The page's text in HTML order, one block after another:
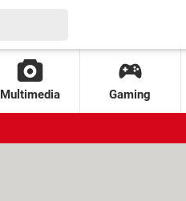
Multimedia Gaming